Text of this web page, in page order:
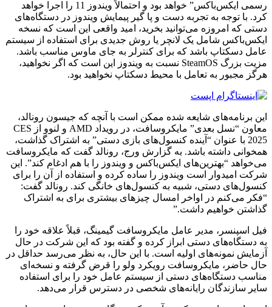
رسمی ایکس‌باکس” خواهد بود و احتمالاً ویندوز 11 را اجرا خواهد
کرد. با توجه به تجربه دست و پا گیر پیمایش ویندوز در دستگاه‌های
دستی که امروزه می‌توانید بخرید، امید واقعی این است که نسخه
ایکس‌باکس شامل یک لانچر یا روش جدیدی برای استفاده از سیستم
عامل دسکتاپ باشد که برای کنترلر به جای ماوس مناسب باشد.
مزیت بزرگ SteamOS نسبت به ویندوز این است که اگر نخواهید،
هرگز مجبور به تعامل با محیط دسکتاپ نخواهید بود.
این برنامه‌های شایعه شده ممکن است با آنچه که جیسون رونالد،
معاون “نسل بعدی” مایکروسافت، در رویداد AMD و لنوو از CES
2025 با عنوان “آینده کنسول‌های بازی دستی” به اشتراک گذاشت،
همخوانی داشته باشد. به گزارش ورج، رونالد گفت که مایکروسافت
می‌خواهد “بهترین‌های ایکس‌باکس و ویندوز را با هم ادغام کند”. این
شرکت امیدوار است ویندوز را ساده کرده و استفاده از آن را برای
کنسول‌های دستی، شبیه به کنسول‌های خانگی کند. رونالد گفت:
“فکر می‌کنم در اواخر امسال چیزهای بیشتری برای به اشتراک
گذاشتن خواهیم داشت.”
فیل اسپنسر، مدیر عامل مایکروسافت گیمینگ، قبلاً علاقه خود را
به دستگاه‌های دستی ابراز کرده و گفته بود که این شرکت در حال
آزمایش نمونه‌های اولیه است. با این حال، به نظر می‌رسد حداقل در
حال حاضر، مایکروسافت رویکرد ولو را قرض گرفته و نسخه‌ای
مناسب دستگاه‌های دستی از سیستم عامل خود را برای استفاده
سایر سازندگان رایانه‌های شخصی در دسترس قرار می‌دهد.